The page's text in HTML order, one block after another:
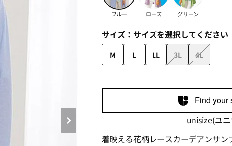
ブルー ローズ グリーン
サイズ： サイズを選択してください
M L LL 3L 4L
Find your
unisize(ユ
着映える花柄レースカーデアンサン